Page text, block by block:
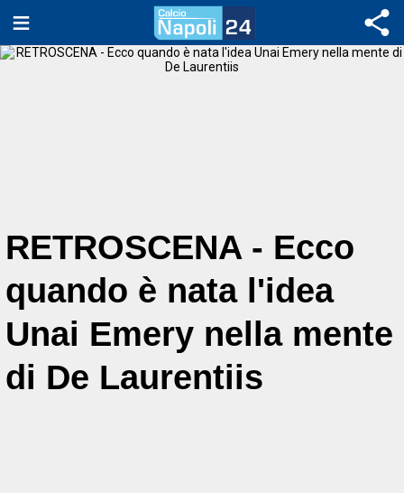
RETROSCENA - Ecco
quando è nata l'idea
Unai Emery nella mente
di De Laurentiis